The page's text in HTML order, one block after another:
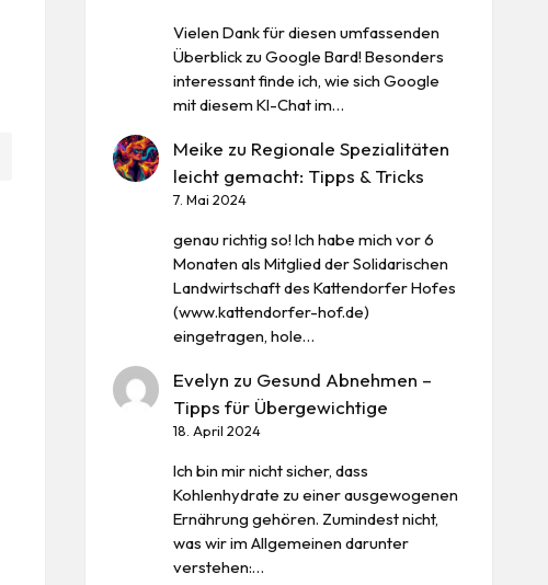
Vielen Dank für diesen umfassenden
Überblick zu Google Bard! Besonders
interessant finde ich, wie sich Google
mit diesem KI-Chat im…
Meike zu Regionale Spezialitäten
leicht gemacht: Tipps & Tricks
7. Mai 2024
genau richtig so! Ich habe mich vor 6
Monaten als Mitglied der Solidarischen
Landwirtschaft des Kattendorfer Hofes
(www.kattendorfer-hof.de)
eingetragen, hole…
Evelyn zu Gesund Abnehmen –
Tipps für Übergewichtige
18. April 2024
Ich bin mir nicht sicher, dass
Kohlenhydrate zu einer ausgewogenen
Ernährung gehören. Zumindest nicht,
was wir im Allgemeinen darunter
verstehen:…